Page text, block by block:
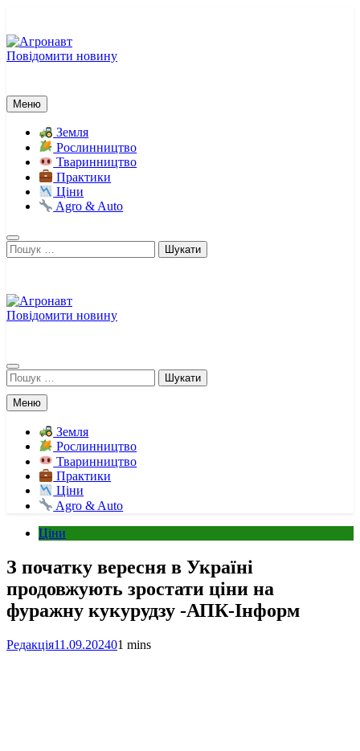
вмісту
Повідомити новину
Меню
Земля
Рослинництво
Тваринництво
Практики
Ціни
Agro & Auto
Пошук:
Повідомити новину
Пошук:
Меню
Земля
Рослинництво
Тваринництво
Практики
Ціни
Agro & Auto
Ціни
З початку вересня в Україні
продовжують зростати ціни на
фуражну кукурудзу -АПК-Інформ
Редакція11.09.202401 mins